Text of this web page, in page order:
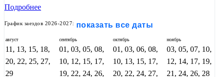
Подробнее
График заездов 2026-2027: показать все даты
август
11, 13, 15, 18,
20, 22, 25, 27,
29
сентябрь
01, 03, 05, 08,
10, 12, 15, 17,
19, 22, 24, 26,
октябрь
01, 03, 06, 08,
10, 13, 15, 17,
20, 22, 24, 27,
ноябрь
03, 05, 07, 10,
12, 14, 17, 19,
21, 24, 26, 28